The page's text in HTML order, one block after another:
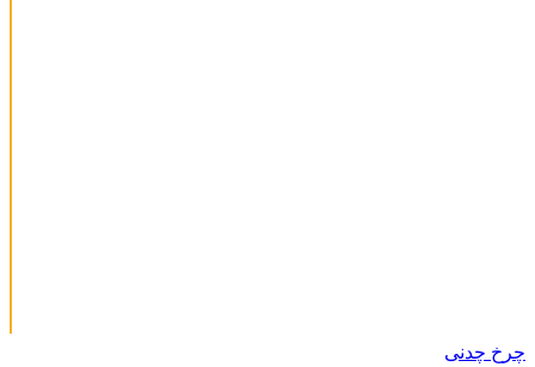
چرخ چدنی